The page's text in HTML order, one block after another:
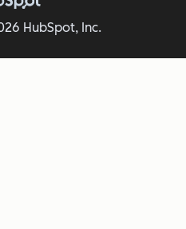
HubSpot, Inc.